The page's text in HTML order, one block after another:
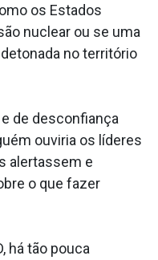
os Estados
nuclear ou se uma
no território
de desconfiança
ouviria os líderes
alertassem e
o que fazer
há tão pouca